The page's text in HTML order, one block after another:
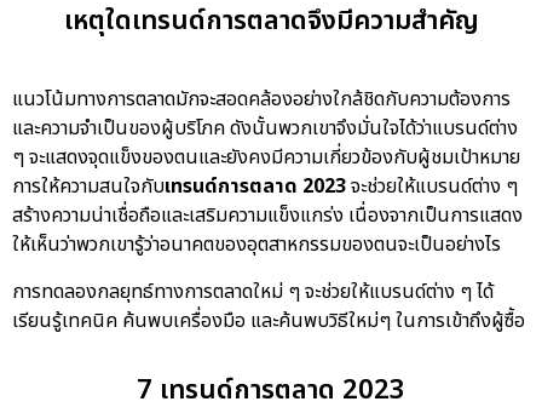
เหตุใดเทรนด์การตลาดจึงมีความสำคัญ
แนวโน้มทางการตลาดมักจะสอดคล้องอย่างใกล้ชิดกับความต้องการ
และความจำเป็นของผู้บริโภค ดังนั้นพวกเขาจึงมั่นใจได้ว่าแบรนด์ต่าง
ๆ จะแสดงจุดแข็งของตนและยังคงมีความเกี่ยวข้องกับผู้ชมเป้าหมาย
การให้ความสนใจกับเทรนด์การตลาด 2023จะช่วยให้แบรนด์ต่าง ๆ
สร้างความน่าเชื่อถือและเสริมความแข็งแกร่ง เนื่องจากเป็นการแสดง
ให้เห็นว่าพวกเขารู้ว่าอนาคตของอุตสาหกรรมของตนจะเป็นอย่างไร
การทดลองกลยุทธ์ทางการตลาดใหม่ ๆ จะช่วยให้แบรนด์ต่าง ๆ ได้
เรียนรู้เทคนิค ค้นพบเครื่องมือ และค้นพบวิธีใหม่ๆ ในการเข้าถึงผู้ซื้อ
7 เทรนด์การตลาด 2023